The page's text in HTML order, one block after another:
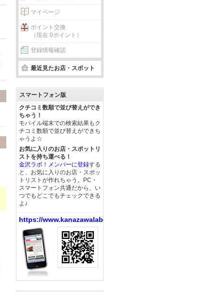
マイページ
ポイント交換
（現在 0ポイント）
登録情報確認
最近見たお店・スポット
スマートフォン版
クチコミ数順で並び替えができ
ちゃう！
モバイル端末での検索結果もク
チコミ数順で並び替えができち
ゃうよ☆
お気に入りのお店・スポットリ
ストを持ち運べる！
金沢ラボ！メンバーに登録する
と、お気に入りのお店・スポッ
トリストが作れちゃう。PC・
スマートフォン共通だから、い
つでもどこでもチェックできる
よ♪
https://www.kanazawalabo.net/